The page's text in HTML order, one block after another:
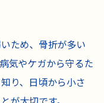
ため、骨折が多い
気やケガから守るた
り、日頃から小さ